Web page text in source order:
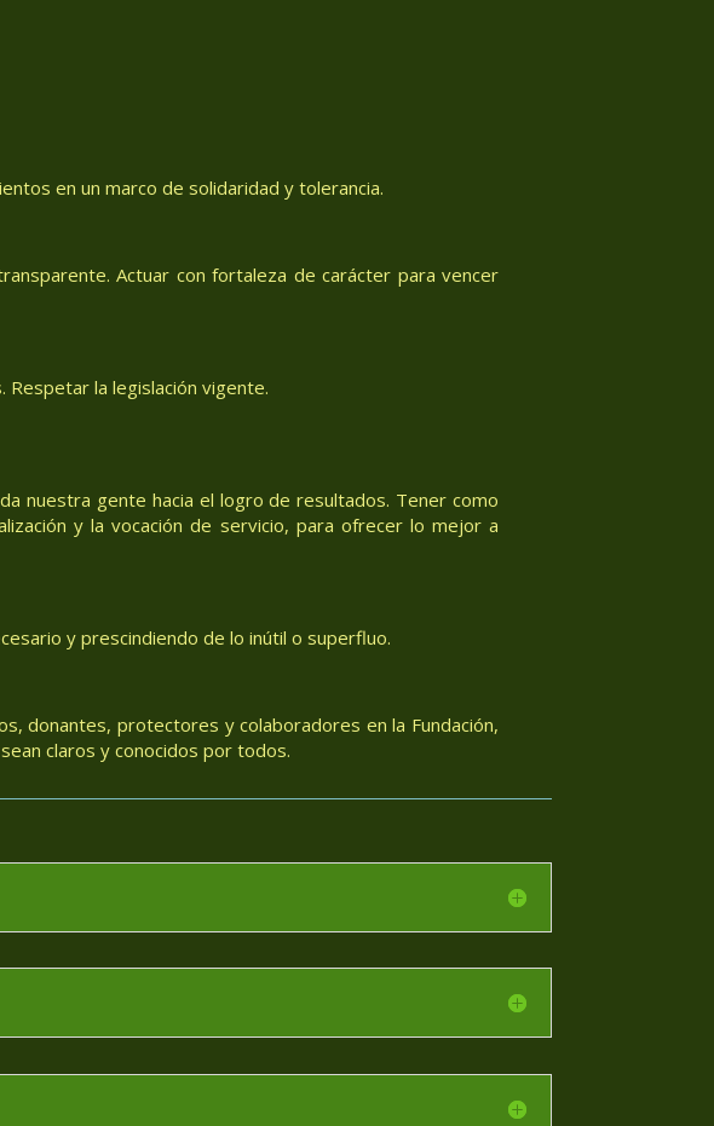
en un marco de solidaridad y tolerancia.
Actuar con fortaleza de carácter para vencer
la legislación vigente.
nuestra gente hacia el logro de resultados. Tener como
y la vocación de servicio, para ofrecer lo mejor a
y prescindiendo de lo inútil o superfluo.
donantes, protectores y colaboradores en la Fundación,
claros y conocidos por todos.